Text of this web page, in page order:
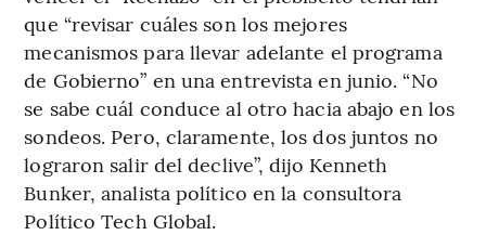
que “revisar cuáles son los mejores
mecanismos para llevar adelante el programa
de Gobierno” en una entrevista en junio. “No
se sabe cuál conduce al otro hacia abajo en los
sondeos. Pero, claramente, los dos juntos no
lograron salir del declive”, dijo Kenneth
Bunker, analista político en la consultora
Político Tech Global.